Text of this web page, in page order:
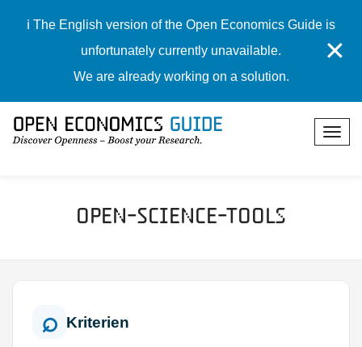
ℹ️ The English version of the Open Economics Guide is
unfortunately currently unavailable.
We are already working on a solution.
✕
Open-Science-Tools
Kriterien